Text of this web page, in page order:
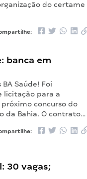
do certame
banca em
Saúde! Foi
licitação para a
concurso do
da Bahia. O contrato…
30 vagas;